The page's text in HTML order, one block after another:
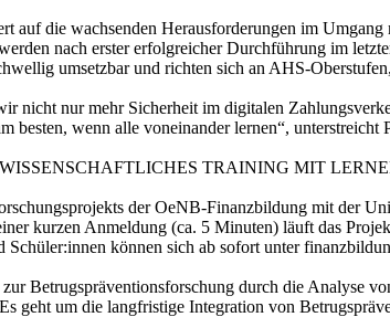
auf die wachsenden Herausforderungen im
nach erster erfolgreicher Durchführung im
umsetzbar und richten sich an AHS-
nicht nur mehr Sicherheit im digitalen
besten, wenn alle voneinander lernen“,
TRAINING MIT
der OeNB-Finanzbildung mit der
kurzen Anmeldung (ca. 5 Minuten) läuft das
können sich ab sofort unter
Betrugspräventionsforschung durch die Analyse
geht um die langfristige Integration von